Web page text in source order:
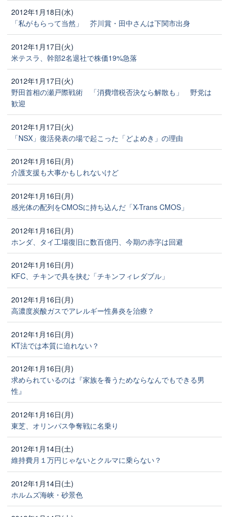
2012年1月18日(水)
「私がもらって当然」 芥川賞・田中さんは下関市出身
2012年1月17日(火)
米テスラ、幹部2名退社で株価19%急落
2012年1月17日(火)
野田首相の瀬戸際戦術 「消費増税否決なら解散も」 野党は
歓迎
2012年1月17日(火)
「NSX」復活発表の場で起こった「どよめき」の理由
2012年1月16日(月)
介護支援も大事かもしれないけど
2012年1月16日(月)
感光体の配列をCMOSに持ち込んだ「X-Trans CMOS」
2012年1月16日(月)
ホンダ、タイ工場復旧に数百億円、今期の赤字は回避
2012年1月16日(月)
KFC、チキンで具を挟む「チキンフィレダブル」
2012年1月16日(月)
高濃度炭酸ガスでアレルギー性鼻炎を治療？
2012年1月16日(月)
KT法では本質に迫れない？
2012年1月16日(月)
求められているのは『家族を養うためならなんでもできる男
性』
2012年1月16日(月)
東芝、オリンパス争奪戦に名乗り
2012年1月14日(土)
維持費月１万円じゃないとクルマに乗らない？
2012年1月14日(土)
ホルムズ海峡・砂景色